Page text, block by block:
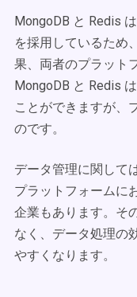
MongoDB と Redis
を採用しているため
果、両者のプラット
MongoDB と Redis
ことができますが、
のです。
データ管理に関しては
プラットフォームに
企業もあります。そ
なく、データ処理の
やすくなります。